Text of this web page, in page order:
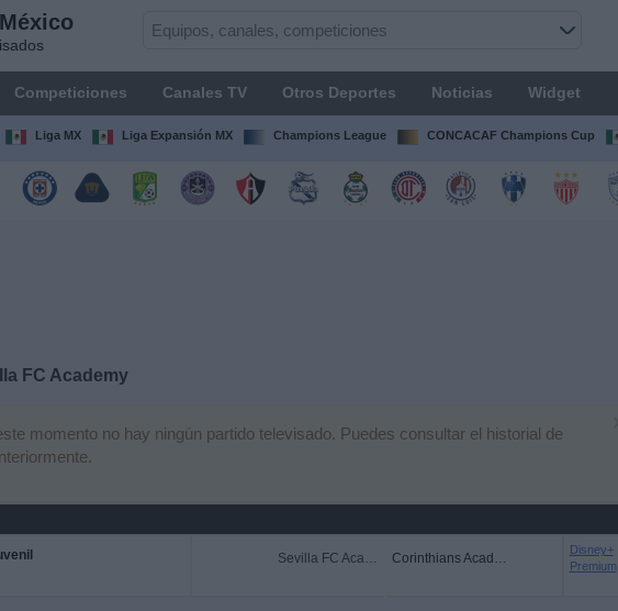
Competiciones Canales TV Otros Deportes Noticias Widget
Liga MX Liga Expansión MX Champions League CONCACAF Champions Cup
FC Academy
momento no hay ningún partido televisado. Puedes consultar el historial de
Sevilla FC Academy Corinthians Academy
Disney+
Premium